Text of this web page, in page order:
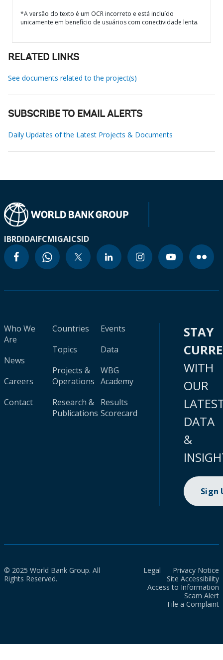
*A versão do texto é um OCR incorreto e está incluído
unicamente em benefício de usuários com conectividade lenta.
RELATED LINKS
See documents related to the project(s)
SUBSCRIBE TO EMAIL ALERTS
Daily Updates of the Latest Projects & Documents
IBRDIDAIFCMIGAICSID
Who We
Are
News
Careers
Contact
Countries
Topics
Projects &
Operations
Research &
Publications
Events
Data
WBG
Academy
Results
Scorecard
STAY
WITH
OUR
DATA
&
Sign
© 2025 World Bank Group. All
Rights Reserved.
Legal
Privacy Notice
Site Accessibility
Access to Information
Scam Alert
File a Complaint